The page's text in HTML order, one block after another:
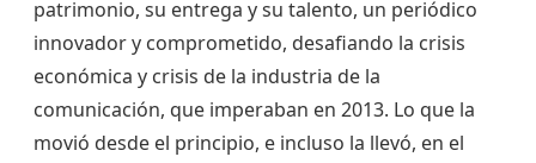
patrimonio, su entrega y su talento, un periódico
innovador y comprometido, desafiando la crisis
económica y crisis de la industria de la
comunicación, que imperaban en 2013. Lo que la
movió desde el principio, e incluso la llevó, en el